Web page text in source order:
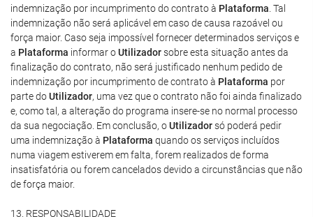
indemnização por incumprimento do contrato à Plataforma . Tal
indemnização não será aplicável em caso de causa razoável ou
força maior. Caso seja impossível fornecer determinados serviços e
a Plataforma informar oUtilizadorsobre esta situação antes da
finalização do contrato, não será justificado nenhum pedido de
indemnização por incumprimento de contrato à Plataforma por
parte doUtilizador, uma vez que o contrato não foi ainda finalizado
e, como tal, a alteração do programa insere-se no normal processo
da sua negociação. Em conclusão, oUtilizadorsó poderá pedir
uma indemnização à Plataforma quando os serviços incluídos
numa viagem estiverem em falta, forem realizados de forma
insatisfatória ou forem cancelados devido a circunstâncias que não
de força maior.
13. RESPONSABILIDADE